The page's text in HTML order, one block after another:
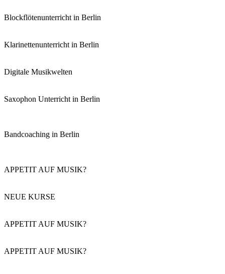
Blockflötenunterricht in Berlin
Klarinettenunterricht in Berlin
Digitale Musikwelten
Saxophon Unterricht in Berlin
Bandcoaching in Berlin
APPETIT AUF MUSIK?
NEUE KURSE
APPETIT AUF MUSIK?
APPETIT AUF MUSIK?